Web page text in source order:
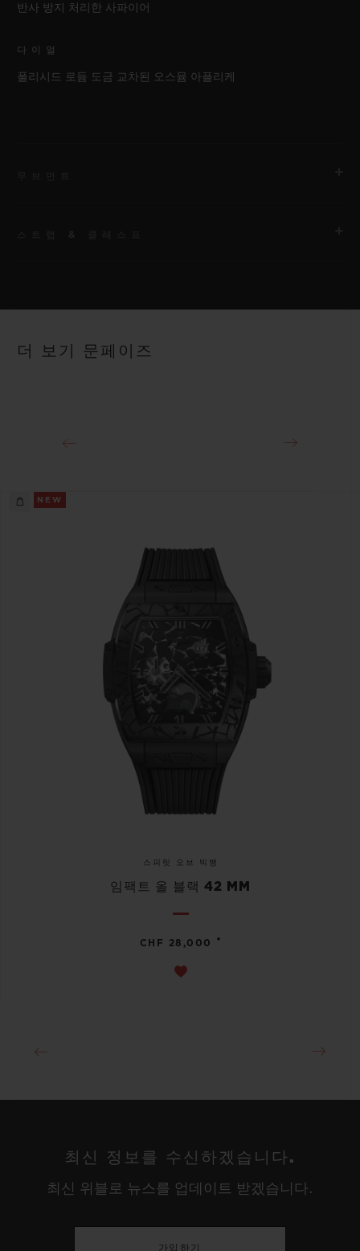
반사 방지 처리한 사파이어
다이얼
폴리시드 로듐 도금 교차된 오스뮴 아플리케
약 50시간
스트랩
더 보기 문페이즈
NEW
스피릿 오브 빅뱅
임팩트 올 블랙 42 MM
CHF 28,000 •
최신 정보를 수신하겠습니다.
최신 위블로 뉴스를 업데이트 받겠습니다.
가입하기